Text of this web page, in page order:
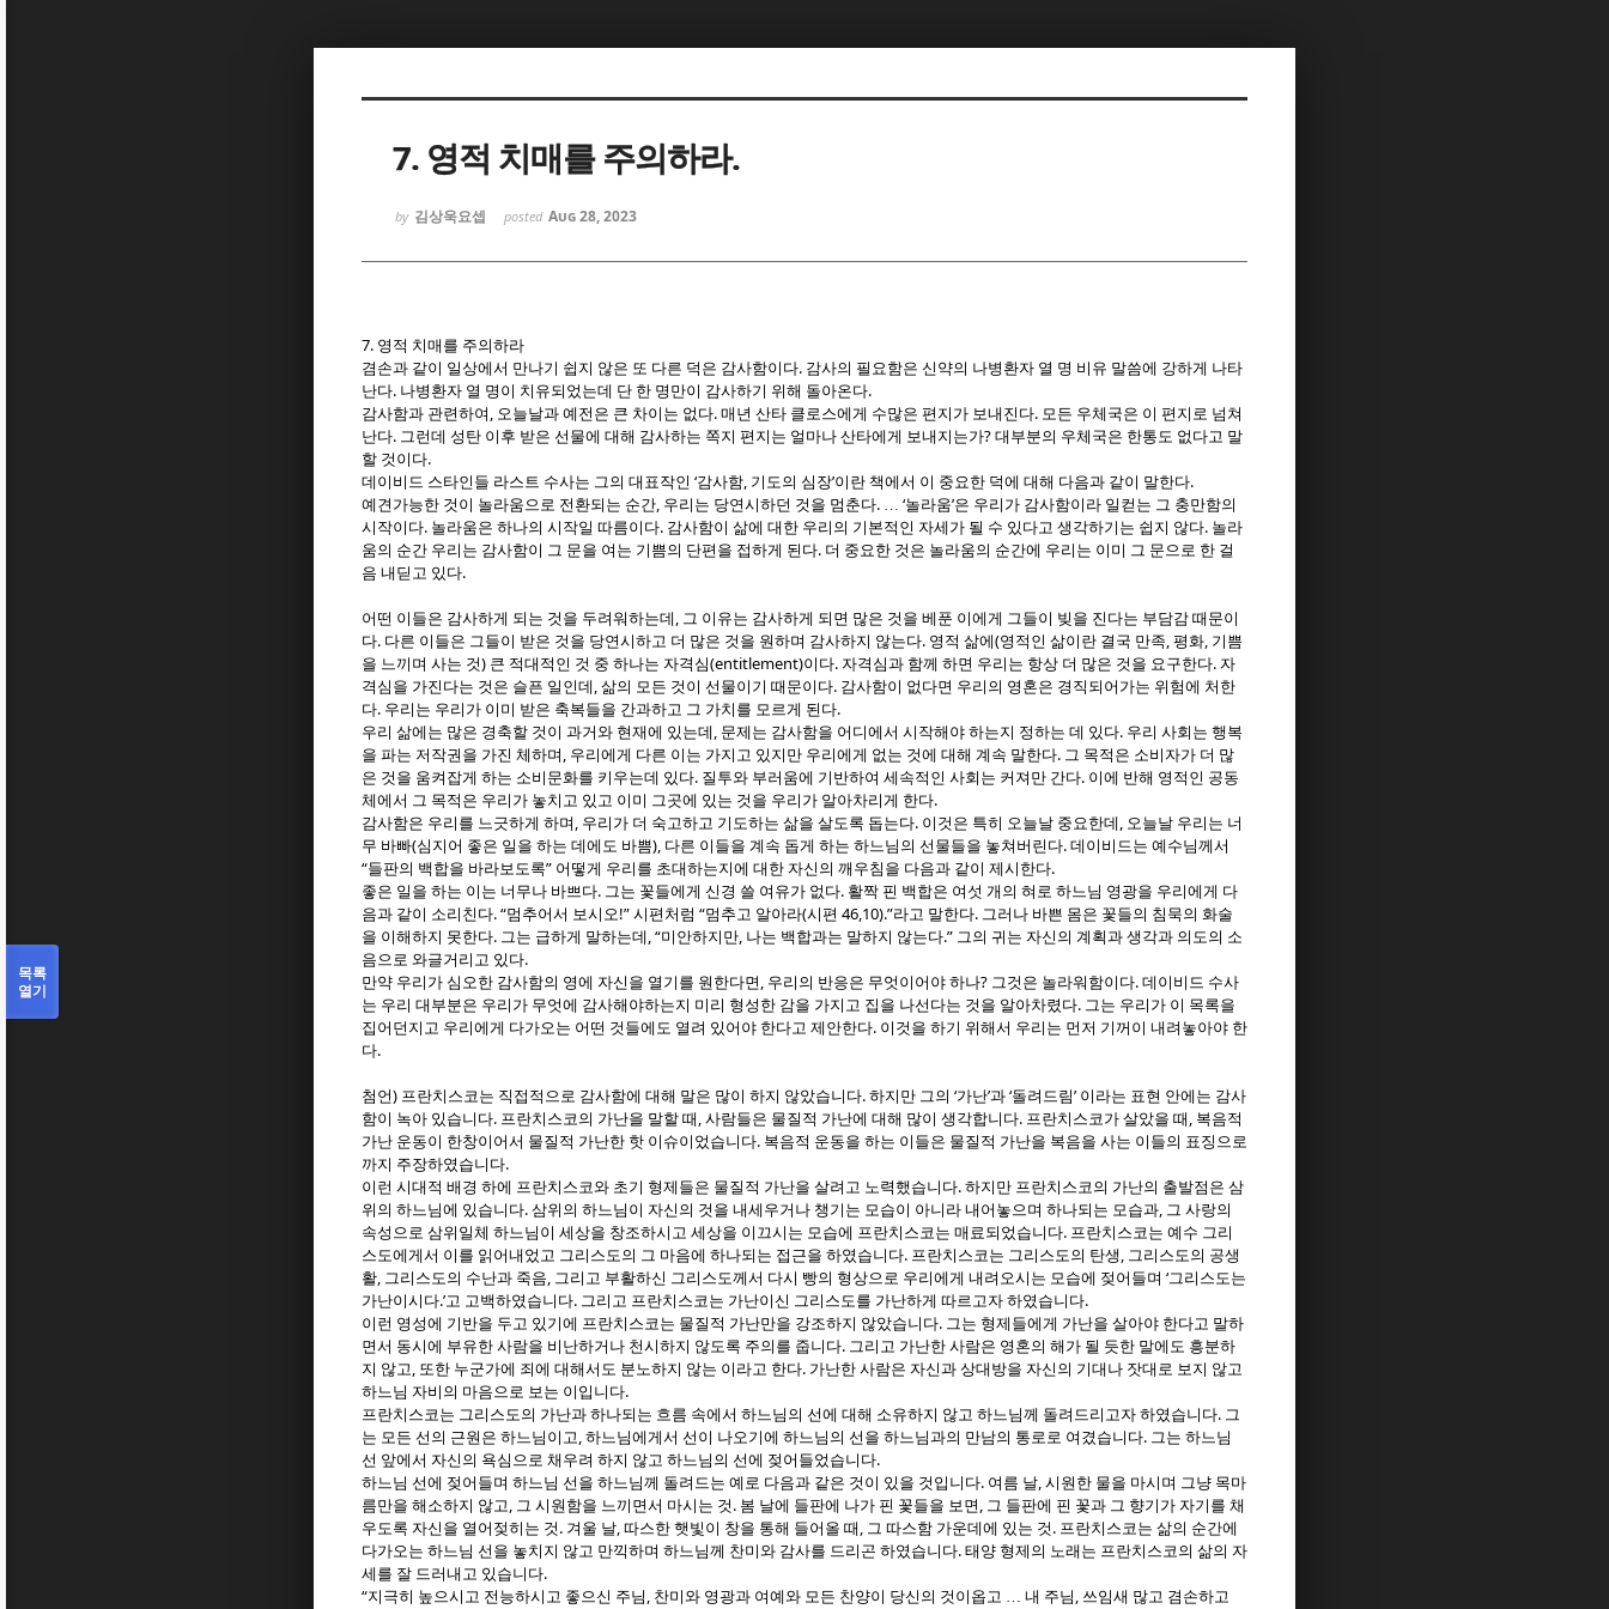
7. 영적 치매를 주의하라.
by 김상욱요셉 posted Aug 28, 2023
7. 영적 치매를 주의하라
겸손과 같이 일상에서 만나기 쉽지 않은 또 다른 덕은 감사함이다. 감사의 필요함은 신약의 나병환자 열 명 비유 말씀에 강하게 나타
난다. 나병환자 열 명이 치유되었는데 단 한 명만이 감사하기 위해 돌아온다.
감사함과 관련하여 , 오늘날과 예전은 큰 차이는 없다. 매년 산타 클로스에게 수많은 편지가 보내진다. 모든 우체국은 이 편지로 넘쳐
난다. 그런데 성탄 이후 받은 선물에 대해 감사하는 쪽지 편지는 얼마나 산타에게 보내지는가? 대부분의 우체국은 한통도 없다고 말
할 것이다.
데이비드 스타인들 라스트 수사는 그의 대표작인 ‘감사함, 기도의 심장’이란 책에서 이 중요한 덕에 대해 다음과 같이 말한다.
예견가능한 것이 놀라움으로 전환되는 순간, 우리는 당연시하던 것을 멈춘다. … ‘놀라움’은 우리가 감사함이라 일컫는 그 충만함의
시작이다. 놀라움은 하나의 시작일 따름이다. 감사함이 삶에 대한 우리의 기본적인 자세가 될 수 있다고 생각하기는 쉽지 않다. 놀라
움의 순간 우리는 감사함이 그 문을 여는 기쁨의 단편을 접하게 된다. 더 중요한 것은 놀라움의 순간에 우리는 이미 그 문으로 한 걸
음 내딛고 있다.
어떤 이들은 감사하게 되는 것을 두려워하는데 , 그 이유는 감사하게 되면 많은 것을 베푼 이에게 그들이 빚을 진다는 부담감 때문이
다. 다른 이들은 그들이 받은 것을 당연시하고 더 많은 것을 원하며 감사하지 않는다. 영적 삶에(영적인 삶이란 결국 만족, 평화, 기쁨
을 느끼며 사는 것) 큰 적대적인 것 중 하나는 자격심(entitlement)이다. 자격심과 함께 하면 우리는 항상 더 많은 것을 요구한다. 자
격심을 가진다는 것은 슬픈 일인데 , 삶의 모든 것이 선물이기 때문이다. 감사함이 없다면 우리의 영혼은 경직되어가는 위험에 처한
다. 우리는 우리가 이미 받은 축복들을 간과하고 그 가치를 모르게 된다.
우리 삶에는 많은 경축할 것이 과거와 현재에 있는데 , 문제는 감사함을 어디에서 시작해야 하는지 정하는 데 있다. 우리 사회는 행복
을 파는 저작권을 가진 체하며 , 우리에게 다른 이는 가지고 있지만 우리에게 없는 것에 대해 계속 말한다. 그 목적은 소비자가 더 많
은 것을 움켜잡게 하는 소비문화를 키우는데 있다. 질투와 부러움에 기반하여 세속적인 사회는 커져만 간다. 이에 반해 영적인 공동
체에서 그 목적은 우리가 놓치고 있고 이미 그곳에 있는 것을 우리가 알아차리게 한다.
감사함은 우리를 느긋하게 하며 , 우리가 더 숙고하고 기도하는 삶을 살도록 돕는다. 이것은 특히 오늘날 중요한데 , 오늘날 우리는 너
무 바빠(심지어 좋은 일을 하는 데에도 바쁨), 다른 이들을 계속 돕게 하는 하느님의 선물들을 놓쳐버린다. 데이비드는 예수님께서
“들판의 백합을 바라보도록” 어떻게 우리를 초대하는지에 대한 자신의 깨우침을 다음과 같이 제시한다.
좋은 일을 하는 이는 너무나 바쁘다. 그는 꽃들에게 신경 쓸 여유가 없다. 활짝 핀 백합은 여섯 개의 혀로 하느님 영광을 우리에게 다
음과 같이 소리친다. “멈추어서 보시오!” 시편처럼 “멈추고 알아라(시편 46,10).”라고 말한다. 그러나 바쁜 몸은 꽃들의 침묵의 화술
을 이해하지 못한다. 그는 급하게 말하는데 , “미안하지만, 나는 백합과는 말하지 않는다.” 그의 귀는 자신의 계획과 생각과 의도의 소
음으로 와글거리고 있다.
만약 우리가 심오한 감사함의 영에 자신을 열기를 원한다면 , 우리의 반응은 무엇이어야 하나? 그것은 놀라워함이다. 데이비드 수사
는 우리 대부분은 우리가 무엇에 감사해야하는지 미리 형성한 감을 가지고 집을 나선다는 것을 알아차렸다. 그는 우리가 이 목록을
집어던지고 우리에게 다가오는 어떤 것들에도 열려 있어야 한다고 제안한다. 이것을 하기 위해서 우리는 먼저 기꺼이 내려놓아야 한
다.
첨언) 프란치스코는 직접적으로 감사함에 대해 말은 많이 하지 않았습니다. 하지만 그의 ‘가난’과 ‘돌려드림’ 이라는 표현 안에는 감사
함이 녹아 있습니다. 프란치스코의 가난을 말할 때 , 사람들은 물질적 가난에 대해 많이 생각합니다. 프란치스코가 살았을 때 , 복음적
가난 운동이 한창이어서 물질적 가난한 핫 이슈이었습니다. 복음적 운동을 하는 이들은 물질적 가난을 복음을 사는 이들의 표징으로
까지 주장하였습니다.
이런 시대적 배경 하에 프란치스코와 초기 형제들은 물질적 가난을 살려고 노력했습니다. 하지만 프란치스코의 가난의 출발점은 삼
위의 하느님에 있습니다. 삼위의 하느님이 자신의 것을 내세우거나 챙기는 모습이 아니라 내어놓으며 하나되는 모습과, 그 사랑의
속성으로 삼위일체 하느님이 세상을 창조하시고 세상을 이끄시는 모습에 프란치스코는 매료되었습니다. 프란치스코는 예수 그리
스도에게서 이를 읽어내었고 그리스도의 그 마음에 하나되는 접근을 하였습니다. 프란치스코는 그리스도의 탄생, 그리스도의 공생
활, 그리스도의 수난과 죽음, 그리고 부활하신 그리스도께서 다시 빵의 형상으로 우리에게 내려오시는 모습에 젖어들며 ‘그리스도는
가난이시다.’고 고백하였습니다. 그리고 프란치스코는 가난이신 그리스도를 가난하게 따르고자 하였습니다.
이런 영성에 기반을 두고 있기에 프란치스코는 물질적 가난만을 강조하지 않았습니다. 그는 형제들에게 가난을 살아야 한다고 말하
면서 동시에 부유한 사람을 비난하거나 천시하지 않도록 주의를 줍니다. 그리고 가난한 사람은 영혼의 해가 될 듯한 말에도 흥분하
지 않고, 또한 누군가에 죄에 대해서도 분노하지 않는 이라고 한다. 가난한 사람은 자신과 상대방을 자신의 기대나 잣대로 보지 않고
하느님 자비의 마음으로 보는 이입니다.
프란치스코는 그리스도의 가난과 하나되는 흐름 속에서 하느님의 선에 대해 소유하지 않고 하느님께 돌려드리고자 하였습니다. 그
는 모든 선의 근원은 하느님이고, 하느님에게서 선이 나오기에 하느님의 선을 하느님과의 만남의 통로로 여겼습니다. 그는 하느님
선 앞에서 자신의 욕심으로 채우려 하지 않고 하느님의 선에 젖어들었습니다.
하느님 선에 젖어들며 하느님 선을 하느님께 돌려드는 예로 다음과 같은 것이 있을 것입니다. 여름 날, 시원한 물을 마시며 그냥 목마
름만을 해소하지 않고, 그 시원함을 느끼면서 마시는 것 . 봄 날에 들판에 나가 핀 꽃들을 보면 , 그 들판에 핀 꽃과 그 향기가 자기를 채
우도록 자신을 열어젖히는 것 . 겨울 날, 따스한 햇빛이 창을 통해 들어올 때 , 그 따스함 가운데에 있는 것 . 프란치스코는 삶의 순간에
다가오는 하느님 선을 놓치지 않고 만끽하며 하느님께 찬미와 감사를 드리곤 하였습니다. 태양 형제의 노래는 프란치스코의 삶의 자
세를 잘 드러내고 있습니다.
“지극히 높으시고 전능하시고 좋으신 주님 , 찬미와 영광과 여예와 모든 찬양이 당신의 것이옵고 … 내 주님 , 쓰임새 많고 겸손하고
목록
열기
Sketchbook5, 스케치북5
Sketchbook5, 스케치북5